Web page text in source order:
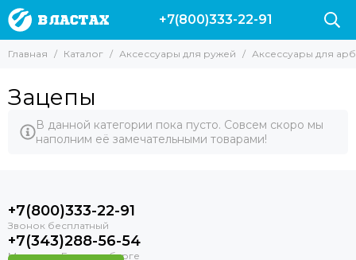
Аксессуары для ружей
Наконечники для ружей
Катушки
Лини
Аксессуары для арбалетов
Тяжи
Зацепы
Чехлы для ружей
Линесбрасыватели
+7(800)333-22-91
Главная Каталог Аксессуары для ружей Аксессуары для
Зацепы
В данной категории пока пусто. Совсем скоро мы
наполним её замечательными товарами!
+7(800)333-22-91
+7(343)288-56-54